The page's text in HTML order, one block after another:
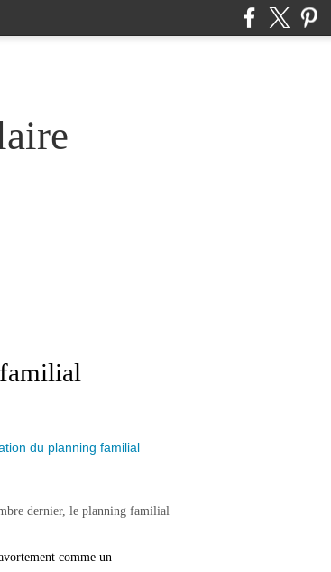
le planning familial
comme un